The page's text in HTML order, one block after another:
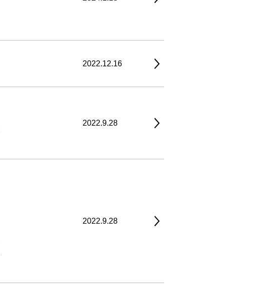
2022.12.16
2022.9.28
2022.9.28